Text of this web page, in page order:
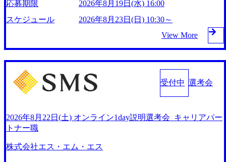
ロセスの見直し、改善の提案推進を行う ・資料、ドキュメ
理、ドキュメントレビュー等の業務 ●案件例 ・事業会社に
おけるIT戦略部署の立ち上げ ・IT中期計画&システム化構想
支援 ・基幹システム刷新の構想策定支援 ・ITコスト改善対
区赤坂2-4-6 赤坂グリーンクロス21階 東京メトロ銀座線・南
北線「溜池山王駅」10番出口直結 東京メトロ丸ノ内線・千
代田線「国会議事堂前駅」10番出口直結 東京メトロ千代田
株式会社プロレド・パートナーズ 東京本社 東京都港区赤坂2
-4-6 赤坂グリーンクロス 21階 ●必須スキル・経験 以下条件
ァーム/SIer/事業会社のIT部署にて、要件定義～開発フェー
設計やcompassionをバリューとした、風通しの良いカルチャ
ーが特徴 非常にフラットな組織で「誰が言ったかよりも、
何を言ったか」が重要で、代表もメンバーも同じ土壌で議論
する コアタイムなしのフルフレックス制度の導入 有給は1時
間単位で取得可能 育休の女性取得率は100%（男性の育休取
得実績は現在3名） 2026年8月23日(日) 9:00開始～18:00開始
枠まで 所要時間 : 100分程度 2026年8月18日(火) 16:00 通常選
考よりも短期間で内定獲得を目指せる選考会です。 1日で1
次面接、最終面接を実施し、合否判断をさせていただきま
をご案内いたします ● 対象ポジション 経営戦略コンサルタ
ント(ストラテジー&ハンズオンセクター) ● 当日の流れ 1.
最終面接 ※最終面接の結果は後日メールにてご連絡いた
ョン IT/DXコンサルタント ●勤務地 東京都港区愛宕2丁目5
動喫煙対策あり(禁煙) オンライン
ば自ら声を上げることができる方式をとっている 「コンサ
い、設立から現在まで独自の“企業文化”や“制度”を作ってき
た 具体的には、会社の意思決定や経営状況を社員に公開
し、制度構築や意思決定に加わってもらうことや、コンサル
に時間を要する場合がある為、10分前にはアクセスください
2026年8月18日(火) 16:00 スカイライト コンサルティング独
自の経営の仕組みや事業内容について詳しく説明します。さ
接話ができる座談会を予定しています。少人数の対話形式で
すすめますので、転職理由や入社後のプロジェクト内容、今
オンライン(Zoom)
の求人サイト「みんなの介護求人」 などを運営している。
業界トップクラスの掲載物件数を誇る圧倒的な情報量 、ユ
ーザーファーストを追求した高いUI/UX、View、そしてAIや
データサイエンスを駆使した高度なマッチング機能がWEB
上でも高く評価されている。 取引実績として、ベネッセス
タイルケアやSOMPOケア、学研ココファンといった国内大
手の介護事業者をはじめ、全国の数万におよぶ施設・事業者
との強固なネットワークを有しており、業界内で圧倒的なシ
ェアとプラットフォームとしての地位を確立している。 社
て、100%自社開発のプロダクトの成長にダイレクトに携わ
れる。 優秀なメンバーが揃う環境の中、裁量を持ってスピ
ソンとしての市場価値を大きく高めることができる。 これ
応募期限
2026年8月19日(水) 16:00
スケジュール
2026年8月23日(日) 10:30～
View More
受付中 選考会
2026年8月22日(土) オンライン1day説明選考会_キャリアパー
トナー職
株式会社エス・エム・エス